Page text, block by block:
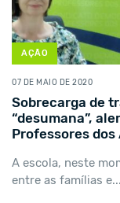
AÇÃO
07 DE MAIO DE 2020
Sobrecarga de
“desumana”,
Professores dos
A escola, neste
entre as famílias e...